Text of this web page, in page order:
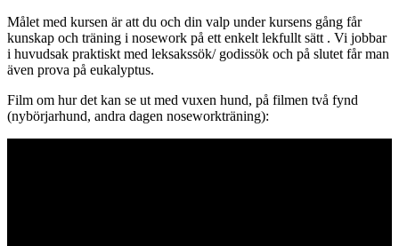
Målet med kursen är att du och din valp under kursens gång får
kunskap och träning i nosework på ett enkelt lekfullt sätt . Vi jobbar
i huvudsak praktiskt med leksakssök/ godissök och på slutet får man
även prova på eukalyptus.
Film om hur det kan se ut med vuxen hund, på filmen två fynd
(nybörjarhund, andra dagen noseworkträning):